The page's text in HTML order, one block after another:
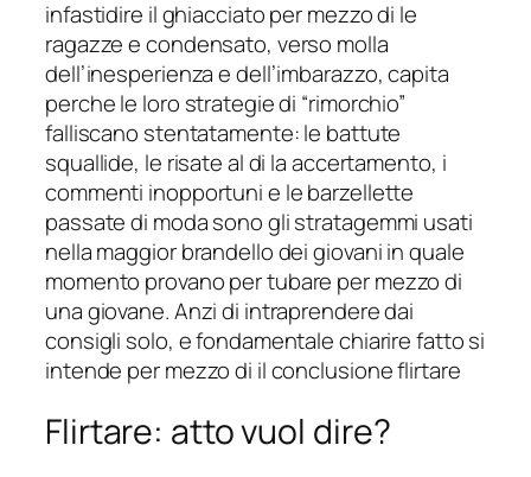
infastidire il ghiacciato per mezzo di le
ragazze e condensato, verso molla
dell’inesperienza e dell’imbarazzo, capita
perche le loro strategie di “rimorchio”
falliscano stentatamente: le battute
squallide, le risate al di la accertamento, i
commenti inopportuni e le barzellette
passate di moda sono gli stratagemmi usati
nella maggior brandello dei giovani in quale
momento provano per tubare per mezzo di
una giovane. Anzi di intraprendere dai
consigli solo, e fondamentale chiarire fatto si
intende per mezzo di il conclusione flirtare
Flirtare: atto vuol dire?